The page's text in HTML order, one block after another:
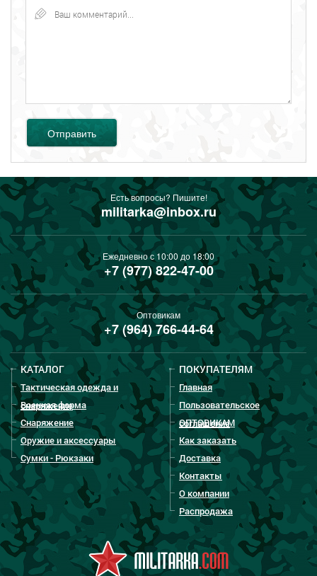
Отправить
Есть вопросы? Пишите!
militarka@inbox.ru
Ежедневно с 10:00 до 18:00
+7 (977) 822-47-00
Оптовикам
+7 (964) 766-44-64
КАТАЛОГ
Тактическая одежда и
снаряжение
Военная форма
Снаряжение
Оружие и аксессуары
Сумки - Рюкзаки
ПОКУПАТЕЛЯМ
Главная
Пользовательское
соглашение
ОПТОВИКАМ
Как заказать
Доставка
Контакты
О компании
Распродажа